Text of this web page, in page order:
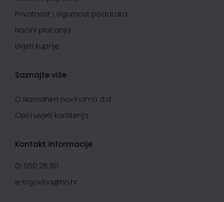
Privatnost i sigurnost podataka
Načini plaćanja
Uvjeti kupnje
Saznajte više
O Narodnim novinama d.d.
Opći uvjeti korištenja
Kontakt informacije
01 650 28 80
e-trgovina@nn.hr